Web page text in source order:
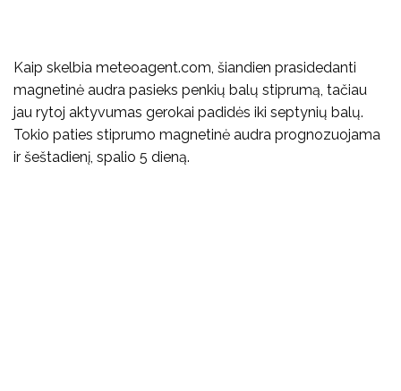
Kaip skelbia meteoagent.com, šiandien prasidedanti
magnetinė audra pasieks penkių balų stiprumą, tačiau
jau rytoj aktyvumas gerokai padidės iki septynių balų.
Tokio paties stiprumo magnetinė audra prognozuojama
ir šeštadienį, spalio 5 dieną.